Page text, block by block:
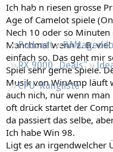
Regeln
Podcast
RX 9000 „Deals“
CPU-Rangliste
Ich hab n riesen grosse
Age of Camelot spiele
Nech 10 oder so
Manchmal wenn z. B.
einfach so. Das geht mir
Spiel sehr gerne Spiele.
Musik von WinAmp läuft
auch nich, nur wenn
oft drück startet der
da passiert das selbe,
Ich habe Win 98.
Ligt es an irgendwelcher